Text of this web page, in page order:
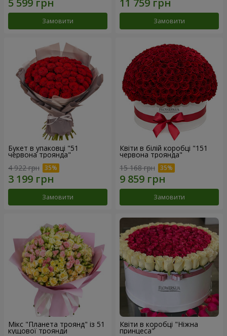
Замовити Замовити
Букет в упаковці "51
червона троянда"
4 922 грн
Замовити
Квіти в білій коробці "151
червона троянда"
15 168 грн
Замовити
Мікс "Планета троянд" із 51
кущової троянди
Квіти в коробці "Ніжна
принцеса"